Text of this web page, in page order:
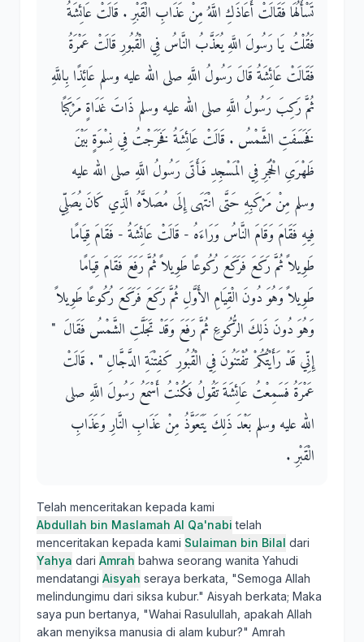
تَسْأَلُهَا فَقَالَتْ أَعَاذَكِ اللَّهُ مِنْ عَذَابِ الْقَبْرِ ‏.‏ قَالَتْ عَائِشَةُ
فَقُلْتُ يَا رَسُولَ اللَّهِ يُعَذَّبُ النَّاسُ فِي الْقُبُورِ قَالَتْ عَمْرَةُ
فَقَالَتْ عَائِشَةُ قَالَ رَسُولُ اللَّهِ صلى الله عليه وسلم عَائِذًا بِاللَّهِ
ثُمَّ رَكِبَ رَسُولُ اللَّهِ صلى الله عليه وسلم ذَاتَ غَدَاةٍ مَرْكَبًا
فَخَسَفَتِ الشَّمْسُ ‏.‏ قَالَتْ عَائِشَةُ فَخَرَجْتُ فِي نِسْوَةٍ بَيْنَ
ظَهْرَىِ الْحُجَرِ فِي الْمَسْجِدِ فَأَتَى رَسُولُ اللَّهِ صلى الله عليه
وسلم مِنْ مَرْكَبِهِ حَتَّى انْتَهَى إِلَى مُصَلاَّهُ الَّذِي كَانَ يُصَلِّي
فِيهِ فَقَامَ وَقَامَ النَّاسُ وَرَاءَهُ - قَالَتْ عَائِشَةُ - فَقَامَ قِيَامًا
طَوِيلاً ثُمَّ رَكَعَ فَرَكَعَ رُكُوعًا طَوِيلاً ثُمَّ رَفَعَ فَقَامَ قِيَامًا
طَوِيلاً وَهُوَ دُونَ الْقِيَامِ الأَوَّلِ ثُمَّ رَكَعَ فَرَكَعَ رُكُوعًا طَوِيلاً
وَهُوَ دُونَ ذَلِكَ الرُّكُوعِ ثُمَّ رَفَعَ وَقَدْ تَجَلَّتِ الشَّمْسُ فَقَالَ ‏ "‏
إِنِّي قَدْ رَأَيْتُكُمْ تُفْتَنُونَ فِي الْقُبُورِ كَفِتْنَةِ الدَّجَّالِ ‏"‏ ‏.‏ قَالَتْ
عَمْرَةُ فَسَمِعْتُ عَائِشَةَ تَقُولُ فَكُنْتُ أَسْمَعُ رَسُولَ اللَّهِ صلى
الله عليه وسلم بَعْدَ ذَلِكَ يَتَعَوَّذُ مِنْ عَذَابِ النَّارِ وَعَذَابِ
الْقَبْرِ ‏.‏
Telah menceritakan kepada kami
Abdullah bin Maslamah Al Qa'nabi telah
menceritakan kepada kami Sulaiman bin Bilal dari
Yahya dari Amrah bahwa seorang wanita Yahudi
mendatangi Aisyah seraya berkata, "Semoga Allah
melindungimu dari siksa kubur." Aisyah berkata; Maka
saya pun bertanya, "Wahai Rasulullah, apakah Allah
akan menyiksa manusia di alam kubur?" Amrah